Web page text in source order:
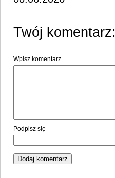
Twój komentarz:
Wpisz komentarz
Podpisz się